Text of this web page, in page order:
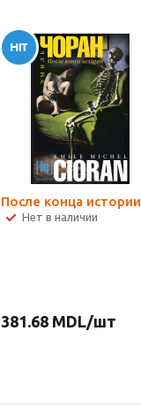
После конца истории
Нет в наличии
381.68MDL/шт